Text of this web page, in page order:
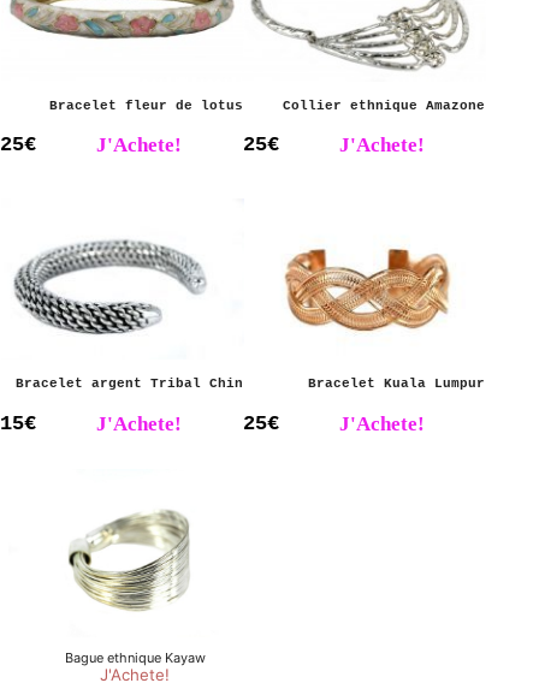
Bracelet fleur de lotus
25€ J'Achete!
Collier ethnique Amazone
25€ J'Achete!
Bracelet argent Tribal Chin
15€ J'Achete!
Bracelet Kuala Lumpur
25€ J'Achete!